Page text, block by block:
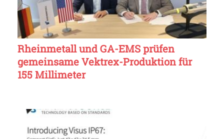
Rheinmetall und GA-EMS prüfen
gemeinsame Vektrex-Produktion für
155 Millimeter